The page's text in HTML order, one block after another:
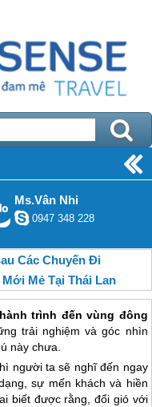
Ms.Vân Nhi
0947 348 228
Các Chuyến Đi
Mẻ Tại Thái Lan
hành trình đến vùng đông
trải nghiệm và góc nhìn
này chưa.
người ta sẽ nghĩ đến ngay
sự mến khách và hiền
biết được rằng, đổi gió với